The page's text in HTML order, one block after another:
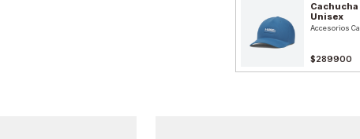
Unisex
Accesorios
$289900